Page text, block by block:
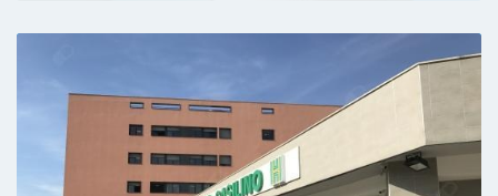
della Sanità Italiana.
Paziente